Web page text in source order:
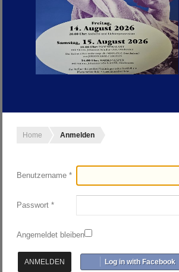
Home Anmelden
Benutzername *
Passwort *
Angemeldet bleiben
ANMELDEN Log in with Facebook